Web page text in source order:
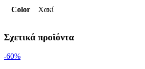
Color Χακί
Σχετικά προϊόντα
-60%